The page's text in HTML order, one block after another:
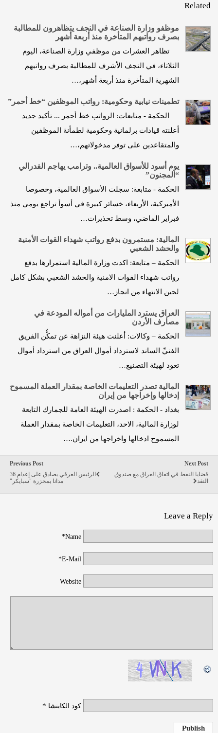
Related
موظفو وزارة الصناعة في النجف يتظاهرون للمطالبة
بصرف رواتبهم المتأخرة منذ أربعة أشهر
تظاهر العشرات من موظفي وزارة الصناعة، اليوم
الثلاثاء، في النجف الأشرف للمطالبة بصرف رواتبهم
الشهرية المتأخرة منذ أربعة أشهر،…
تطمينات نيابية وحكومية: رواتب الموظفين “خط أحمر”
الحكمة - متابعات: الرواتب خط أحمر ... تأكيد جديد
أعلنته قيادات برلمانية وحكومية لطمأنة الموظفين
والمتقاعدين على توفر مدخولاتهم،…
يوم أسود للأسواق العالمية.. وترامب يهاجم الفدرالي
“المجنون”
الحكمة - متابعة: سجلت الأسواق العالمية، وخصوصا
الأميركية، الأربعاء، خسائر كبيرة في أسوأ تراجع يومي منذ
فبراير الماضي، وسط تحذيرات…
المالية: مستمرون بدفع رواتب شهداء القوات الأمنية
والحشد الشعبي
الحكمة – متابعة: اكدت وزارة المالية استمرارها بدفع
رواتب شهداء القوات الامنية والحشد الشعبي بشكل كامل
لحين الانتهاء من انجاز…
العراق يسترد المليارات من أمواله المودعة في
مصارف الأردن
الحكمة – وكالات: أعلنت هيئة النزاهة عن تمكُّن الفريق
الفنيِّ الساند لاسترداد أموال العراق من استرداد أموال
تعود لهيئة التصنيع…
المالية تصدر التعليمات الخاصة بمقدار العملة المسموح
إدخالها وإخراجها من إيران
بغداد - الحكمة : اصدرت الهيئة العامة للجمارك التابعة
لوزارة المالية، الاحد، التعليمات الخاصة بمقدار العملة
المسموح ادخالها واخراجها من ايران.…
Previous Post
الرئيس العرقي يصادق على إعدام 36
مدانا بمجزرة "سبايكر"
Next Post
قضايا النفط في اتفاق العراق مع صندوق
النقد
Leave a Reply
Name*
E-Mail*
Website
كود الكابتشا *
Publish